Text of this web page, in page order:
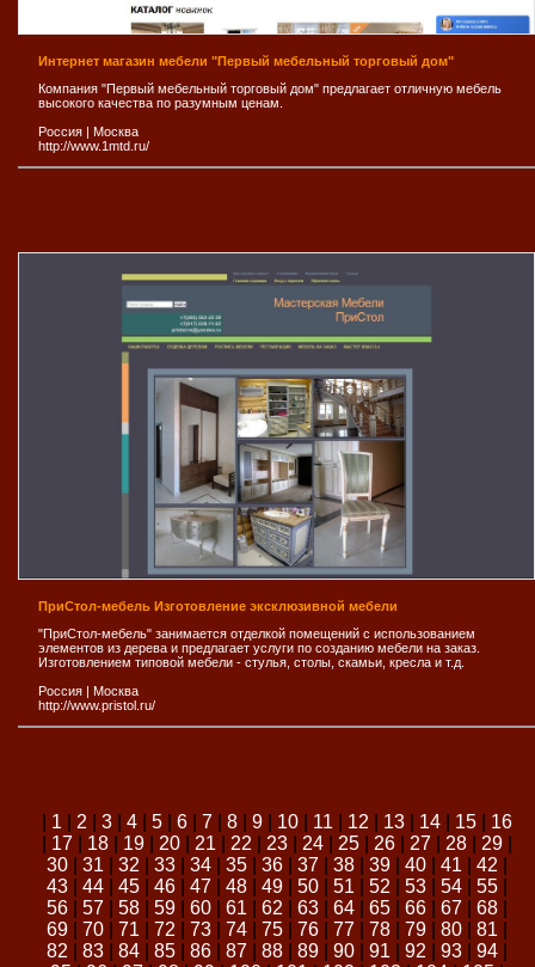
Интернет магазин мебели "Первый мебельный торговый дом"
Компания "Первый мебельный торговый дом" предлагает отличную мебель
высокого качества по разумным ценам.
Россия
Москва
http://www.1mtd.ru/
ПриСтол-мебель Изготовление эксклюзивной мебели
"ПриСтол-мебель" занимается отделкой помещений с использованием
элементов из дерева и предлагает услуги по созданию мебели на заказ.
Изготовлением типовой мебели - стулья, столы, скамьи, кресла и т.д.
Россия
Москва
http://www.pristol.ru/
1 2 3| 4| 5| 6| 7| 8| 9| 10| 11 12 13| 14| 15| 16
17| 18| 19| 20| 21 22 23| 24| 25| 26| 27| 28| 29|
30| 31 32 33| 34| 35| 36| 37| 38| 39| 40| 41 42
43| 44| 45| 46| 47| 48| 49| 50| 51 52 53| 54| 55|
56| 57| 58| 59| 60| 61 62 63| 64| 65| 66| 67| 68|
69| 70| 71 72 73| 74| 75| 76| 77| 78| 79| 80| 81
82
83| 84| 85| 86| 87| 88| 89| 90| 91 92 93| 94|